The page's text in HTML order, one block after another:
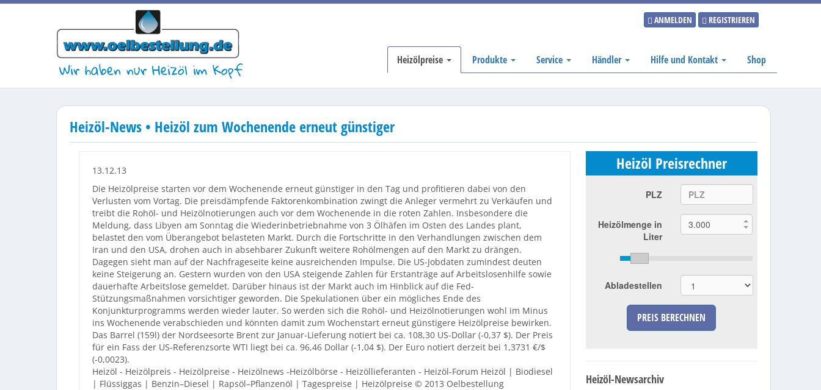
Wir haben nur Heizöl im Kopf
ANMELDEN REGISTRIEREN
Heizölpreise Produkte Service Händler Hilfe und Kontakt Shop
Heizöl-News • Heizöl zum Wochenende erneut günstiger
13.12.13
Die Heizölpreise starten vor dem Wochenende erneut günstiger in den Tag und profitieren dabei von den
Verlusten vom Vortag. Die preisdämpfende Faktorenkombination zwingt die Anleger vermehrt zu Verkäufen und
treibt die Rohöl- und Heizölnotierungen auch vor dem Wochenende in die roten Zahlen. Insbesondere die
Meldung, dass Libyen am Sonntag die Wiederinbetriebnahme von 3 Ölhäfen im Osten des Landes plant,
belastet den vom Überangebot belasteten Markt. Durch die Fortschritte in den Verhandlungen zwischen dem
Iran und den USA, drohen auch in absehbarer Zukunft weitere Rohölmengen auf den Markt zu drängen.
Dagegen sieht man auf der Nachfrageseite keine ausreichenden Impulse. Die US-Jobdaten zumindest deuten
keine Steigerung an. Gestern wurden von den USA steigende Zahlen für Erstanträge auf Arbeitslosenhilfe sowie
dauerhafte Arbeitslose gemeldet. Darüber hinaus ist der Markt auch im Hinblick auf die Fed-
Stützungsmaßnahmen vorsichtiger geworden. Die Spekulationen über ein mögliches Ende des
Konjunkturprogramms werden wieder lauter. So werden sich die Rohöl- und Heizölnotierungen wohl im Minus
ins Wochenende verabschieden und könnten damit zum Wochenstart erneut günstigere Heizölpreise bewirken.
Das Barrel (159l) der Nordseesorte Brent zur Januar-Lieferung notiert bei ca. 108,30 US-Dollar (-0,37 $). Der Preis
für ein Fass der US-Referenzsorte WTI liegt bei ca. 96,46 Dollar (-1,04 $). Der Euro notiert derzeit bei 1,3731 €/$
(-0,0023).
Heizöl - Heizölpreis - Heizölpreise - Heizölnews -Heizölbörse - Heizöllieferanten - Heizöl-Forum Heizöl | Biodiesel
| Flüssiggas | Benzin–Diesel | Rapsöl–Pflanzenöl | Tagespreise | Heizölpreise © 2013 Oelbestellung
Heizöl Preisrechner
PLZ
Heizölmenge in
Liter
Abladestellen
PREIS BERECHNEN
Heizöl-Newsarchiv